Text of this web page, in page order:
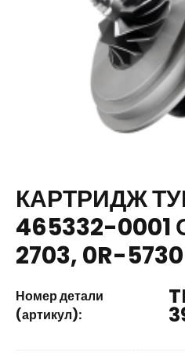
КАРТРИДЖ
465332-0001
2703, 0R-5730
Номер детали
(артикул):